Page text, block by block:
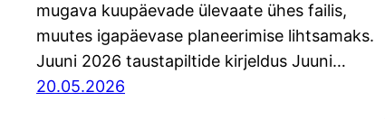
mugava kuupäevade ülevaate ühes failis,
muutes igapäevase planeerimise lihtsamaks.
Juuni 2026 taustapiltide kirjeldus Juuni…
20.05.2026